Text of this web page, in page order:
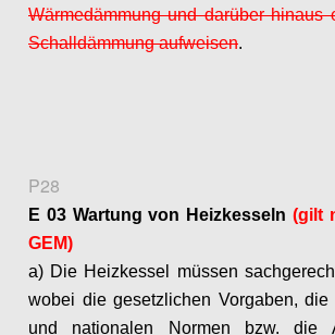
Wärmedämmung und darüber hinaus
Schalldämmung aufweisen.
P28
E 03 Wartung von Heizkesseln (gilt
GEM)
a) Die Heizkessel müssen
wobei die gesetzlichen Vorgaben, die
und nationalen Normen bzw. die